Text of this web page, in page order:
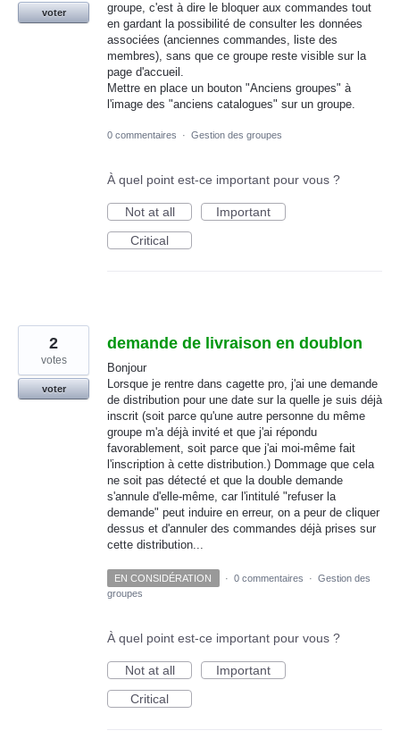
groupe, c'est à dire le bloquer aux commandes tout
en gardant la possibilité de consulter les données
associées (anciennes commandes, liste des
membres), sans que ce groupe reste visible sur la
page d'accueil.
Mettre en place un bouton "Anciens groupes" à
l'image des "anciens catalogues" sur un groupe.
voter
0 commentaires · Gestion des groupes
À quel point est-ce important pour vous ?
Not at all
Important
Critical
demande de livraison en doublon
Bonjour
Lorsque je rentre dans cagette pro, j'ai une demande
de distribution pour une date sur la quelle je suis déjà
inscrit (soit parce qu'une autre personne du même
groupe m'a déjà invité et que j'ai répondu
favorablement, soit parce que j'ai moi-même fait
l'inscription à cette distribution.) Dommage que cela
ne soit pas détecté et que la double demande
s'annule d'elle-même, car l'intitulé "refuser la
demande" peut induire en erreur, on a peur de cliquer
dessus et d'annuler des commandes déjà prises sur
cette distribution...
2
votes
voter
EN CONSIDÉRATION · 0 commentaires · Gestion des
groupes
À quel point est-ce important pour vous ?
Not at all
Important
Critical